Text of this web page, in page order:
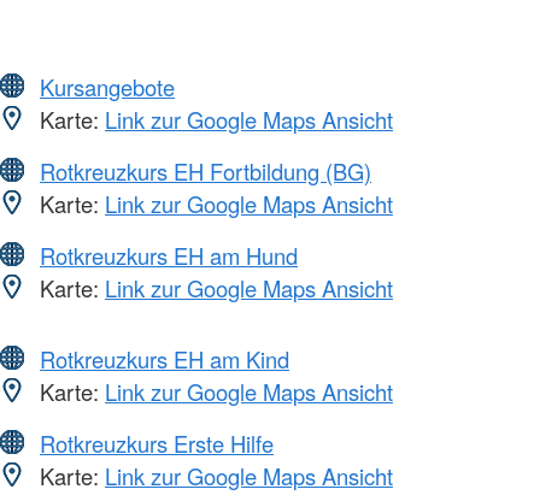
Kursangebote
Karte: Link zur Google Maps Ansicht
Rotkreuzkurs EH Fortbildung (BG)
Karte: Link zur Google Maps Ansicht
Rotkreuzkurs EH am Hund
Karte: Link zur Google Maps Ansicht
Rotkreuzkurs EH am Kind
Karte: Link zur Google Maps Ansicht
Rotkreuzkurs Erste Hilfe
Karte: Link zur Google Maps Ansicht